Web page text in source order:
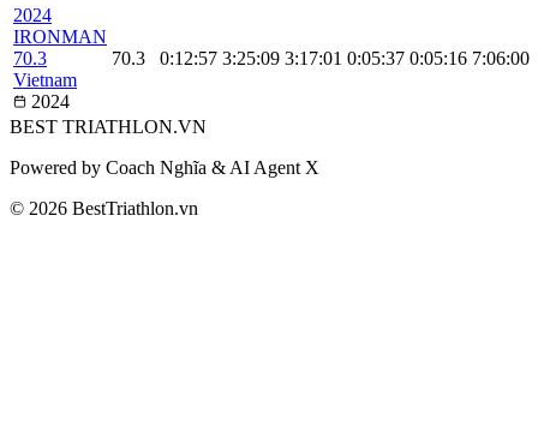
2024
IRONMAN
70.3
Vietnam
2024
70.3 0:12:57 3:25:09 3:17:01 0:05:37 0:05:16 7:06:00
BEST TRIATHLON.VN
Powered by Coach Nghĩa & AI Agent X
© 2026 BestTriathlon.vn